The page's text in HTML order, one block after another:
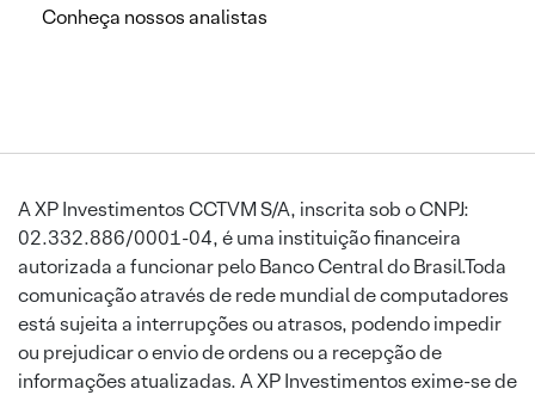
Conheça nossos analistas
A XP Investimentos CCTVM S/A, inscrita sob o CNPJ:
02.332.886/0001-04, é uma instituição financeira
autorizada a funcionar pelo Banco Central do Brasil.Toda
comunicação através de rede mundial de computadores
está sujeita a interrupções ou atrasos, podendo impedir
ou prejudicar o envio de ordens ou a recepção de
informações atualizadas. A XP Investimentos exime-se de